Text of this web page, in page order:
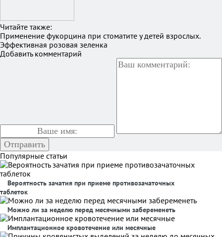
Читайте также:
Применение фукорцина при стоматите у детей взрослых.
Эффективная розовая зеленка
Добавить комментарий
Популярные статьи
Вероятность зачатия при приеме противозачаточных
таблеток
Можно ли за неделю перед месячными забеременеть
Имплантационное кровотечение или месячные